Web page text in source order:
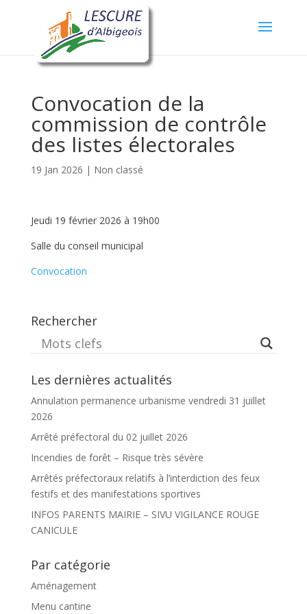
Convocation de la
commission de contrôle
des listes électorales
19 Jan 2026 | Non classé
Jeudi 19 février 2026 à 19h00
Salle du conseil municipal
Convocation
Rechercher
Les dernières actualités
Annulation permanence urbanisme vendredi 31 juillet
2026
Arrêté préfectoral du 02 juillet 2026
Incendies de forêt – Risque très sévère
Arrêtés préfectoraux relatifs à l’interdiction des feux
festifs et des manifestations sportives
INFOS PARENTS MAIRIE – SIVU VIGILANCE ROUGE
CANICULE
Par catégorie
Aménagement
Menu cantine